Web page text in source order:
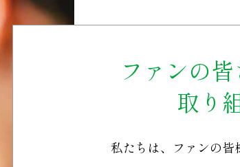
ファンの
取り
私たちは、ファンの皆